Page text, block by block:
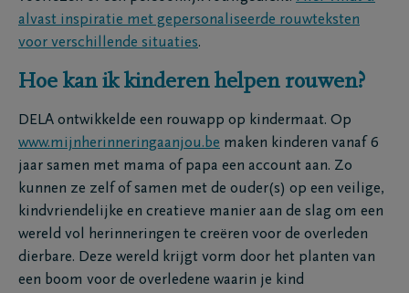
alvast inspiratie met gepersonaliseerde rouwteksten
voor verschillende situaties.
Hoe kan ik kinderen helpen rouwen?
DELA ontwikkelde een rouwapp op kindermaat. Op
www.mijnherinneringaanjou.be maken kinderen vanaf 6
jaar samen met mama of papa een account aan. Zo
kunnen ze zelf of samen met de ouder(s) op een veilige,
kindvriendelijke en creatieve manier aan de slag om een
wereld vol herinneringen te creëren voor de overleden
dierbare. Deze wereld krijgt vorm door het planten van
een boom voor de overledene waarin je kind